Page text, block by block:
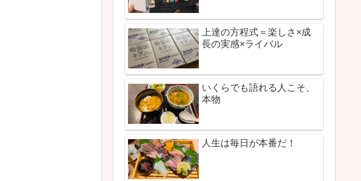
上達の方程式＝楽しさ×成
長の実感×ライバル
いくらでも語れる人こそ、
本物
人生は毎日が本番だ！